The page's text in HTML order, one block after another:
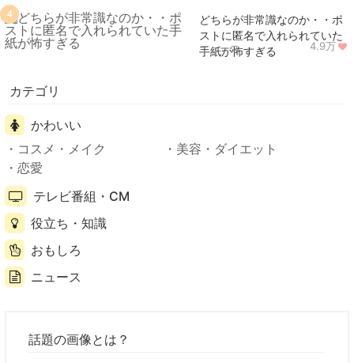
どちらが非常識なのか・・ポ
ストに匿名で入れられていた
手紙が怖すぎる
ニュース 4.9万
4
カテゴリ
かわいい
コスメ・メイク
美容・ダイエット
恋愛
テレビ番組・CM
役立ち・知識
おもしろ
ニュース
話題の画像とは？